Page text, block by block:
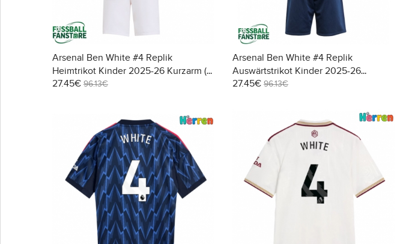
Arsenal Ben White #4 Replik
Heimtrikot Kinder 2025-26 Kurzarm (+
Kurze Hosen)
27.45€ 96.13€
Arsenal Ben White #4 Replik
Auswärtstrikot Kinder 2025-26
Kurzarm (+ Kurze Hosen)
27.45€ 96.13€